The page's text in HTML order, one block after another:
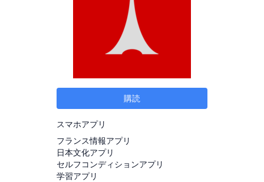
購読
スマホアプリ
フランス情報アプリ
日本文化アプリ
セルフコンディションアプリ
学習アプリ